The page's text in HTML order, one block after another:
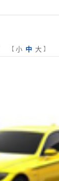
【 小 中 大 】